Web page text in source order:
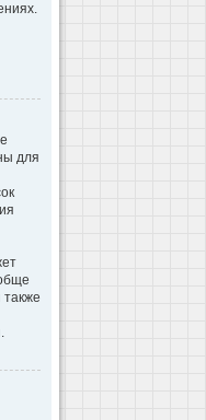
для